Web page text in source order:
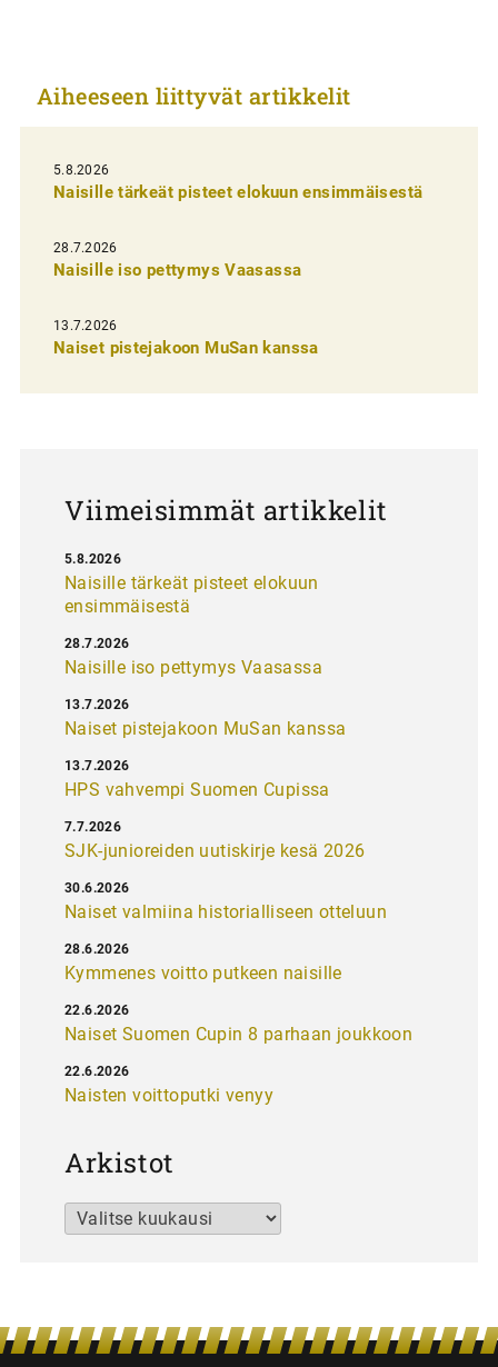
k
e
l
i
e
n
e
Aiheeseen liittyvät artikkelit
5.8.2026
Naisille tärkeät pisteet elokuun ensimmäisestä
28.7.2026
Naisille iso pettymys Vaasassa
13.7.2026
Naiset pistejakoon MuSan kanssa
Viimeisimmät artikkelit
Naisille tärkeät pisteet elokuun
ensimmäisestä
5.8.2026
Naisille iso pettymys Vaasassa
28.7.2026
Naiset pistejakoon MuSan kanssa
13.7.2026
HPS vahvempi Suomen Cupissa
13.7.2026
SJK-junioreiden uutiskirje kesä 2026
7.7.2026
Naiset valmiina historialliseen otteluun
30.6.2026
Kymmenes voitto putkeen naisille
28.6.2026
Naiset Suomen Cupin 8 parhaan joukkoon
22.6.2026
Naisten voittoputki venyy
22.6.2026
Arkistot
Arkistot